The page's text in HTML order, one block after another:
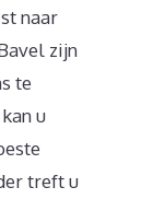
naar
zijn
te
u
treft u